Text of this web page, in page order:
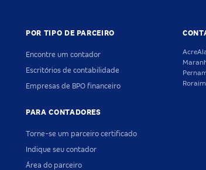
POR TIPO DE PARCEIRO
Encontre um contador
Escritórios de contabilidade
Empresas de BPO financeiro
PARA CONTADORES
Torne-se um parceiro certificado
Indique seu contador
Área do parceiro
Acre